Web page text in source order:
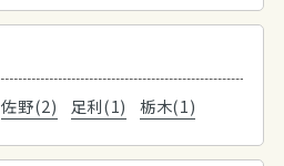
佐野(2) 足利(1) 栃木(1)